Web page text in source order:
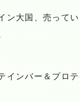
ン大国、売って
インバー＆プロテ